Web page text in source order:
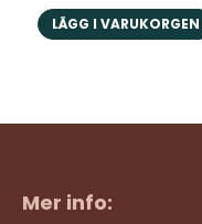
LÄGG I VARUKORGEN
Mer info: